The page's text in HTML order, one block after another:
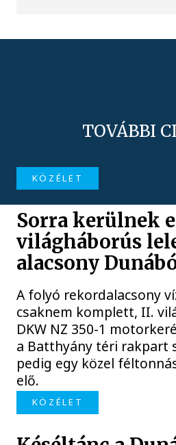
TOVÁBBI
KÖZÉLET
Sorra kerülnek
világháborús
alacsony
A folyó rekordalacsony
csaknem komplett, II.
DKW NZ 350-1
a Batthyány téri rakpart
pedig egy közel
elő.
KÖZÉLET